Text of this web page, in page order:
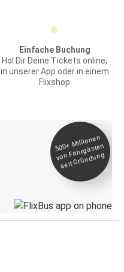
Einfache Buchung
Hol Dir Deine Tickets online,
in unserer App oder in einem
Flixshop
500+
Millionen
von Fahrgästen
seit
Gründung